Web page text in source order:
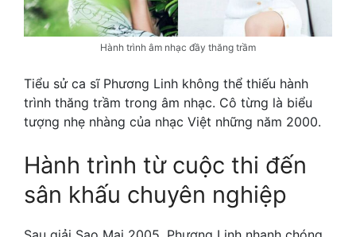
Hành trình âm nhạc đầy thăng trầm
Tiểu sử ca sĩ Phương Linh không thể thiếu hành
trình thăng trầm trong âm nhạc. Cô từng là biểu
tượng nhẹ nhàng của nhạc Việt những năm 2000.
Hành trình từ cuộc thi đến
sân khấu chuyên nghiệp